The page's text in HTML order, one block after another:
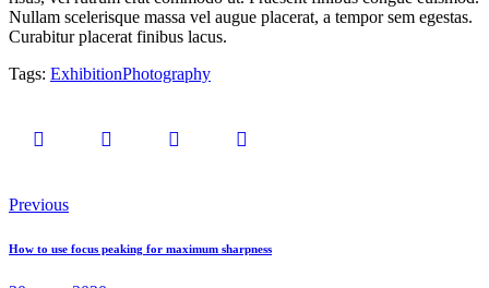
Nullam scelerisque massa vel augue placerat, a tempor sem egestas.
Curabitur placerat finibus lacus.
Tags: ExhibitionPhotography
Previous
How to use focus peaking for maximum sharpness